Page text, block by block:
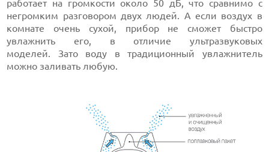
работает на громкости около 50 дБ, что сравнимо с
негромким разговором двух людей. А если воздух в
комнате очень сухой, прибор не сможет быстро
увлажнить его, в отличие ультразвуковых
моделей. Зато воду в традиционный увлажнитель
можно заливать любую.